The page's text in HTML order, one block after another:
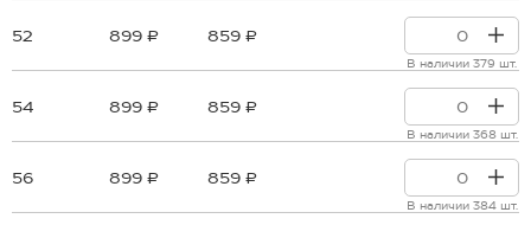
52 899 ₽ 859 ₽
В наличии 379 шт.
54 899 ₽ 859 ₽
В наличии 368 шт.
56 899 ₽ 859 ₽
В наличии 384 шт.